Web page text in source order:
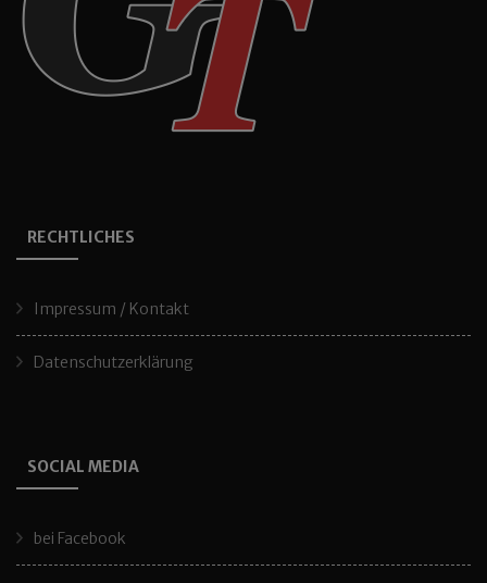
RECHTLICHES
Impressum / Kontakt
Datenschutzerklärung
SOCIAL MEDIA
bei Facebook